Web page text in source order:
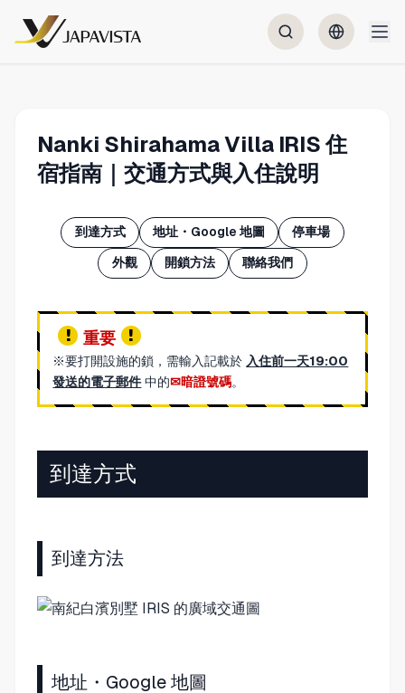
Nanki Shirahama Villa IRIS 住
宿指南｜交通方式與入住說明
到達方式 地址・Google 地圖 停車場
外觀 開鎖方法 聯絡我們
重要
※要打開設施的鎖，需輸入記載於 入住前一天19:00
發送的電子郵件中的 暗證號碼。
到達方式
到達方法
地址・Google 地圖